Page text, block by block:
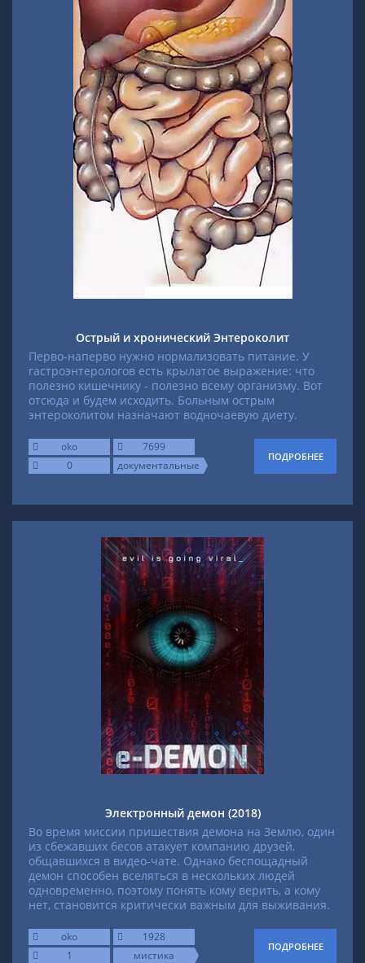
Острый и хронический Энтероколит
Перво-наперво нужно нормализовать питание. У
гастроэнтерологов есть крылатое выражение: что
полезно кишечнику - полезно всему организму. Вот
отсюда и будем исходить. Больным острым
энтероколитом назначают водночаевую диету.
oko
7699
0
документальные
ПОДРОБНЕЕ
Электронный демон (2018)
Во время миссии пришествия демона на Землю, один
из сбежавших бесов атакует компанию друзей,
общавшихся в видео-чате. Однако беспощадный
демон способен вселяться в нескольких людей
одновременно, поэтому понять кому верить, а кому
нет, становится критически важным для выживания.
oko
1928
1
мистика
ПОДРОБНЕЕ